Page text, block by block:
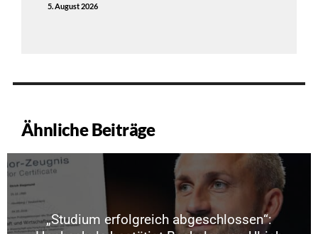
5. August 2026
Ähnliche Beiträge
„Studium erfolgreich abgeschlossen“: